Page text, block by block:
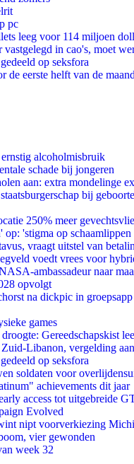
pc
leeg voor 114 miljoen
in cao's, moet
op seksfora
eerste helft van de
alcoholmisbruik
schade bij jongeren
aan: extra mondelinge
bij
250% meer
'stigma op
vraagt uitstel van
voedt vrees voor
ambassadeur naar
opvolgt
na dickpic in groepsapp
games
Gereedschapskist
Libanon, vergelding
op seksfora
soldaten voor
achievements dit jaar
access tot uitgebreide
Evolved
nipt voorverkiezing
vier gewonden
week 32